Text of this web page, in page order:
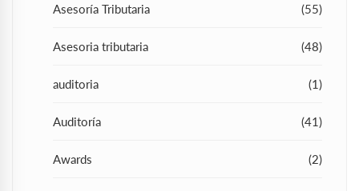
Asesoría Tributaria (55)
Asesoria tributaria (48)
auditoria (1)
Auditoría (41)
Awards (2)